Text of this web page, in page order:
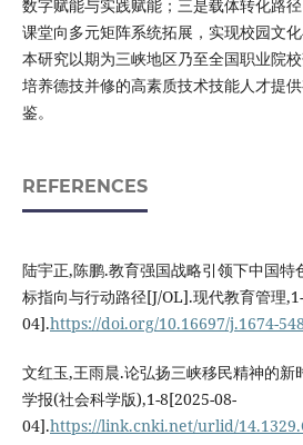
数字赋能与实践赋能；三是载体转化路
课堂向多元矩阵系统拓展，实现校园文化
本研究以期为三峡地区乃至全国职业院校
培养德技并修的高素质技术技能人才提
鉴。
REFERENCES
陆宇正,陈鹏.教育强国战略引领下中国特
标指向与行动路径[J/OL].现代教育管理
04].https://doi.org/10.16697/j.1674-
文红玉,王雨晨.论弘扬三峡移民精神的
学报(社会科学版),1-8[2025-08-
04].https://link.cnki.net/urlid/